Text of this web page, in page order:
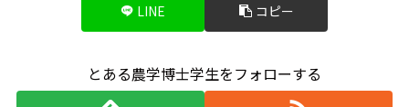
LINE コピー
とある農学博士学生をフォローする